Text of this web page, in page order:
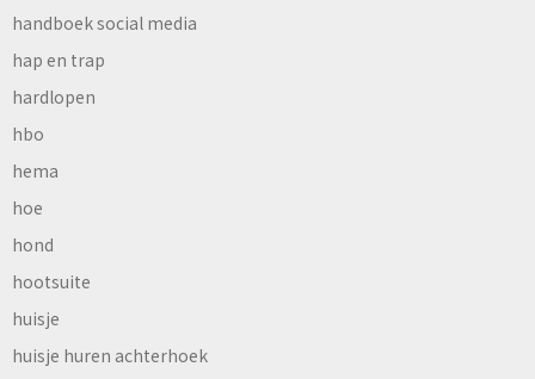
handboek social media
hap en trap
hardlopen
hbo
hema
hoe
hond
hootsuite
huisje
huisje huren achterhoek